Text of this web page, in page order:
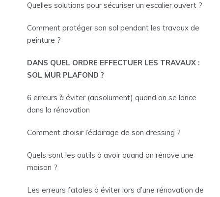
Quelles solutions pour sécuriser un escalier ouvert ?
Comment protéger son sol pendant les travaux de
peinture ?
DANS QUEL ORDRE EFFECTUER LES TRAVAUX :
SOL MUR PLAFOND ?
6 erreurs à éviter (absolument) quand on se lance
dans la rénovation
Comment choisir l’éclairage de son dressing ?
Quels sont les outils à avoir quand on rénove une
maison ?
Les erreurs fatales à éviter lors d’une rénovation de